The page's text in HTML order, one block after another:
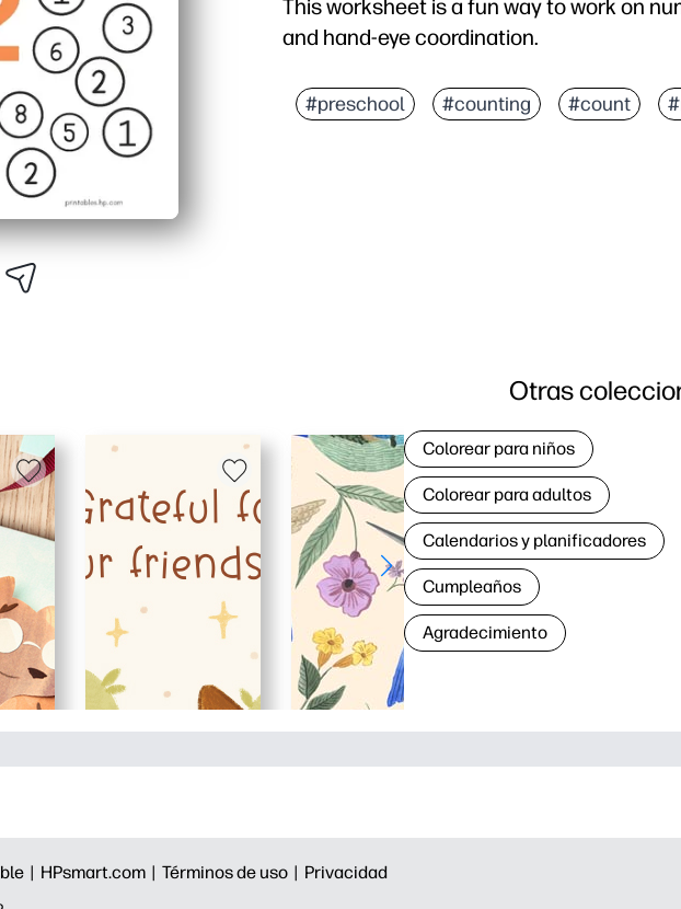
This worksheet is a fun way to work on
and hand-eye coordination.
#preschool #counting #count
Otras
Colorear para niños
Colorear para adultos
Calendarios y planificadores
Cumpleaños
Agradecimiento
| HPsmart.com | Términos de uso | Privacidad